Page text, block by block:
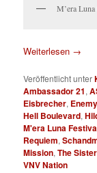
M’era
Weiterlesen →
Veröffentlicht unter
Ambassador 21,
Eisbrecher,
Hell Boulevard,
M'era Luna
Requiem,
Mission,The Sister
VNV Nation